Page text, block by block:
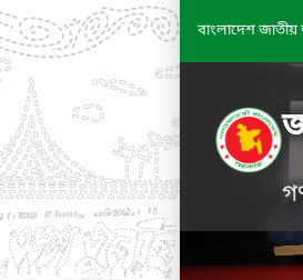
বাংলাদেশ জাতীয়